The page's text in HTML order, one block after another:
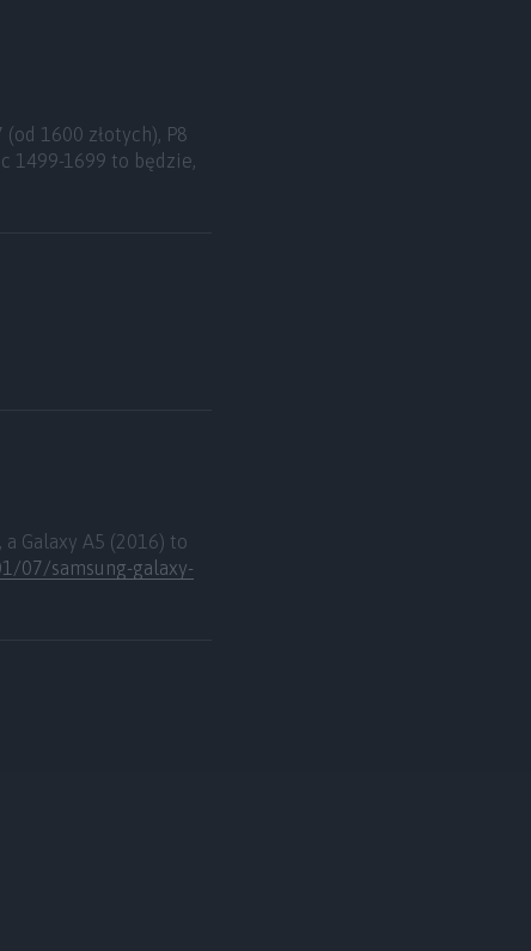
1600 złotych), P8
1499-1699 to będzie,
Galaxy A5 (2016) to
07/samsung-galaxy-